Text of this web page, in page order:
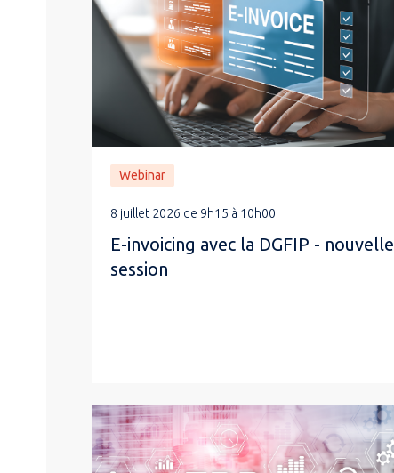
Webinar
8 juillet 2026 de 9h15 à 10h00
E-invoicing avec la DGFIP - nouvelle
session